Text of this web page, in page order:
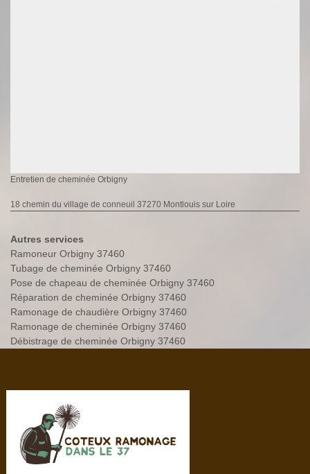
Entretien de cheminée Orbigny
18 chemin du village de conneuil 37270 Montlouis sur Loire
Autres services
Ramoneur Orbigny 37460
Tubage de cheminée Orbigny 37460
Pose de chapeau de cheminée Orbigny 37460
Réparation de cheminée Orbigny 37460
Ramonage de chaudière Orbigny 37460
Ramonage de cheminée Orbigny 37460
Débistrage de cheminée Orbigny 37460